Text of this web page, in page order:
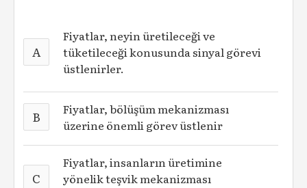
A
Fiyatlar, neyin üretileceği ve
tüketileceği konusunda sinyal görevi
üstlenirler.
B
Fiyatlar, bölüşüm mekanizması
üzerine önemli görev üstlenir
C
Fiyatlar, insanların üretimine
yönelik teşvik mekanizması